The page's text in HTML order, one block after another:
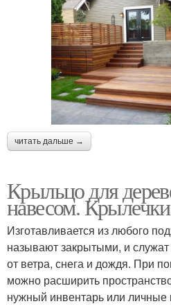
читать дальше →
Крыльцо для
навесом.
Изготавливается из любого
называют закрытыми, и
от ветра, снега и дождя. При
можно расширить
нужный инвентарь или